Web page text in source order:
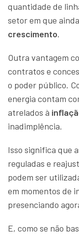
quantidade de
setor em que
crescimento.
Outra vantagem
contratos e
o poder público.
energia contam
atrelados à
inadimplência.
Isso significa que
reguladas e
podem ser
em momentos de
presenciando
E, como se não